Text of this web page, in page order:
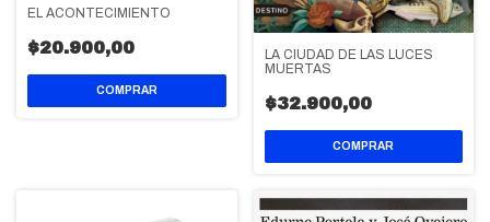
EL ACONTECIMIENTO
$20.900,00
LA CIUDAD DE LAS LUCES
MUERTAS
$32.900,00